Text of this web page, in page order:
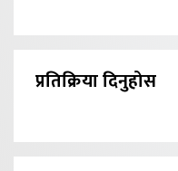
प्रतिक्रिया दिनुहोस